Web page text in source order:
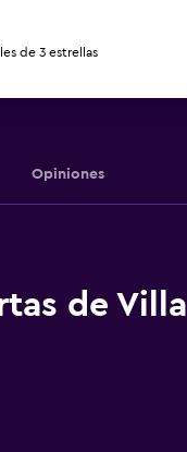
Opiniones
de Villa
de 3 estrellas